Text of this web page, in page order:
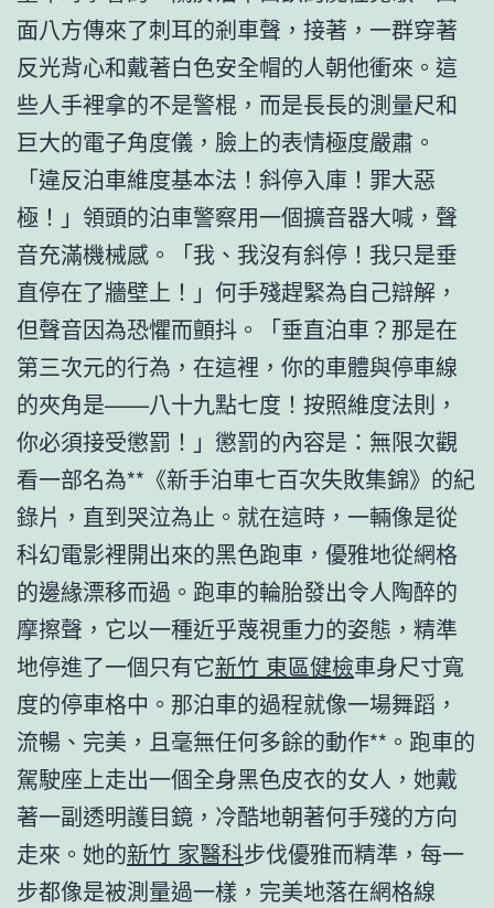
面八方傳來了刺耳的剎車聲，接著，一群穿著
反光背心和戴著白色安全帽的人朝他衝來。這
些人手裡拿的不是警棍，而是長長的測量尺和
巨大的電子角度儀，臉上的表情極度嚴肅。
「違反泊車維度基本法！斜停入庫！罪大惡
極！」領頭的泊車警察用一個擴音器大喊，聲
音充滿機械感。「我、我沒有斜停！我只是垂
直停在了牆壁上！」何手殘趕緊為自己辯解，
但聲音因為恐懼而顫抖。「垂直泊車？那是在
第三次元的行為，在這裡，你的車體與停車線
的夾角是——八十九點七度！按照維度法則，
你必須接受懲罰！」懲罰的內容是：無限次觀
看一部名為**《新手泊車七百次失敗集錦》的紀
錄片，直到哭泣為止。就在這時，一輛像是從
科幻電影裡開出來的黑色跑車，優雅地從網格
的邊緣漂移而過。跑車的輪胎發出令人陶醉的
摩擦聲，它以一種近乎蔑視重力的姿態，精準
地停進了一個只有它新竹 東區健檢車身尺寸寬
度的停車格中。那泊車的過程就像一場舞蹈，
流暢、完美，且毫無任何多餘的動作**。跑車的
駕駛座上走出一個全身黑色皮衣的女人，她戴
著一副透明護目鏡，冷酷地朝著何手殘的方向
走來。她的新竹 家醫科步伐優雅而精準，每一
步都像是被測量過一樣，完美地落在網格線